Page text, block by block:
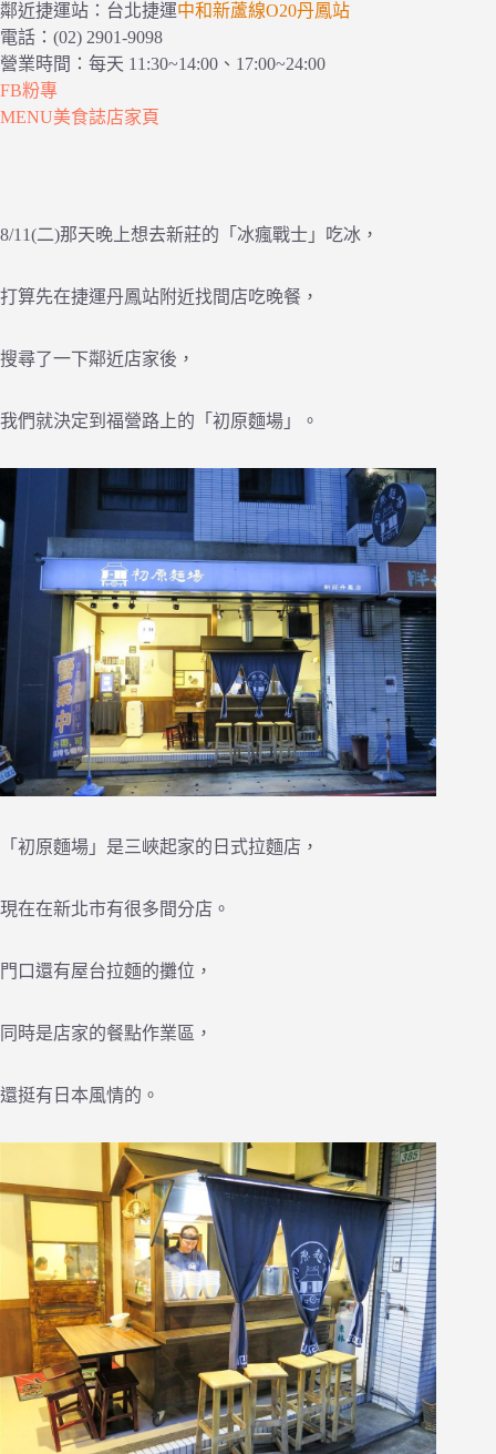
鄰近捷運站：台北捷運中和新蘆線O20丹鳳站
電話：(02) 2901-9098
營業時間：每天 11:30~14:00、17:00~24:00
FB粉專
MENU美食誌店家頁
8/11(二)那天晚上想去新莊的「冰瘋戰士」吃冰，
打算先在捷運丹鳳站附近找間店吃晚餐，
搜尋了一下鄰近店家後，
我們就決定到福營路上的「初原麵場」。
「初原麵場」是三峽起家的日式拉麵店，
現在在新北市有很多間分店。
門口還有屋台拉麵的攤位，
同時是店家的餐點作業區，
還挺有日本風情的。